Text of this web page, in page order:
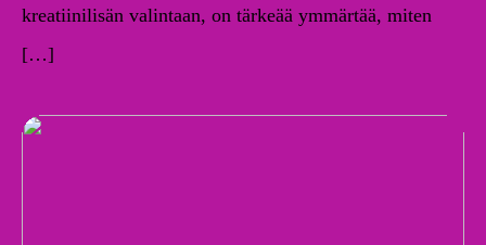
kreatiinilisän valintaan, on tärkeää ymmärtää, miten
[…]